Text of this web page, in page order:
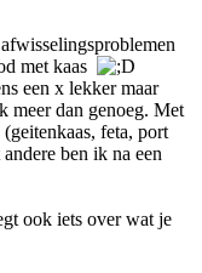
met kaas
een x lekker maar
meer dan genoeg. Met
feta, port
ben ik na een
ook iets over wat je